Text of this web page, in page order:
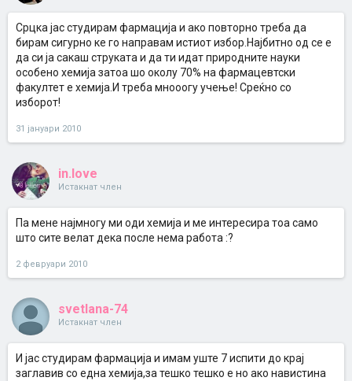
Срцка јас студирам фармација и ако повторно треба да
бирам сигурно ке го направам истиот избор.Најбитно од се е
да си ја сакаш струката и да ти идат природните науки
особено хемија затоа шо околу 70% на фармацевтски
факултет е хемија.И треба мнооогу учење! Среќно со
изборот!
31 јануари 2010
in.love
Истакнат член
Па мене најмногу ми оди хемија и ме интересира тоа само
што сите велат дека после нема работа :?
2 февруари 2010
svetlana-74
Истакнат член
И јас студирам фармација и имам уште 7 испити до крај
заглавив со една хемија,за тешко тешко е но ако навистина